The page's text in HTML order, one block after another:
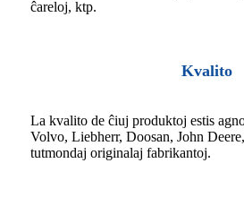
ĉareloj, ktp.
Kvalito
La kvalito de ĉiuj produktoj estis
Volvo, Liebherr, Doosan, John
tutmondaj originalaj fabrikantoj.